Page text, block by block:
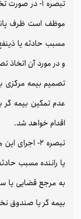
تبصره 1- در
موظف است ظرف
مسبب حادثه یا
و در مورد آن اتخاذ
تصمیم بیمه مرکزی
اقدام خواهد شد.
تبصره 2-
یا راننده مسبب
به مرجع قضایی یا
بیمه گر یا صندوق